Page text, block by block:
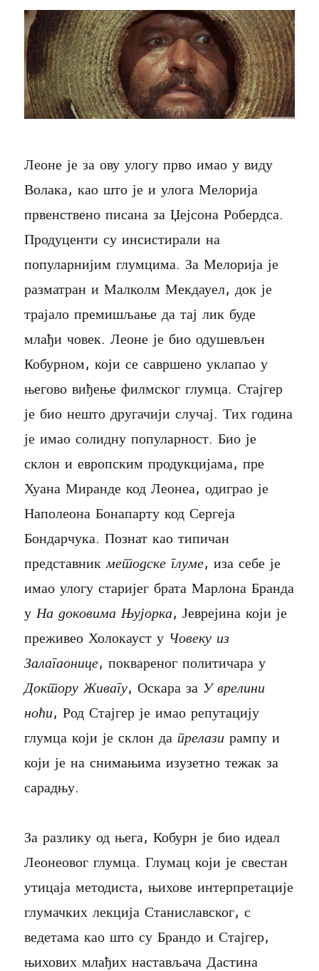
Леоне је за ову улогу прво имао у виду
Волака, као што је и улога Мелорија
првенствено писана за Џејсона Робердса.
Продуценти су инсистирали на
популарнијим глумцима. За Мелорија је
разматран и Малколм Мекдауел, док је
трајало премишљање да тај лик буде
млађи човек. Леоне је био одушевљен
Кобурном, који се савршено уклапао у
његово виђење филмског глумца. Стајгер
је био нешто другачији случај. Тих година
је имао солидну популарност. Био је
склон и европским продукцијама, пре
Хуана Миранде код Леонеа, одиграо је
Наполеона Бонапарту код Сергеја
Бондарчука. Познат као типичан
представникметодске глуме, иза себе је
имао улогу старијег брата Марлона Бранда
у Надоковима Њујорка, Јеврејина који је
преживео Холокауст у Човеку из
Залагаонице, поквареног политичара у
Доктору Живагу, Оскара за У врелини
ноћи, Род Стајгер је имао репутацију
глумца који је склон да прелази рампу и
који је на снимањима изузетно тежак за
сарадњу.
За разлику од њега, Кобурн је био идеал
Леонеовог глумца. Глумац који је свестан
утицаја методиста, њихове интерпретације
глумачких лекција Станиславског, с
ведетама као што су Брандо и Стајгер,
њихових млађих настављача Дастина